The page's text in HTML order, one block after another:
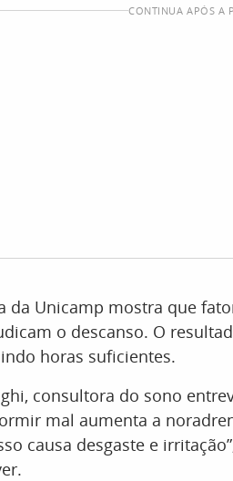
CONTINUA APÓS A
da Unicamp mostra que
o descanso. O
horas suficientes.
consultora do sono
mal aumenta a
causa desgaste e